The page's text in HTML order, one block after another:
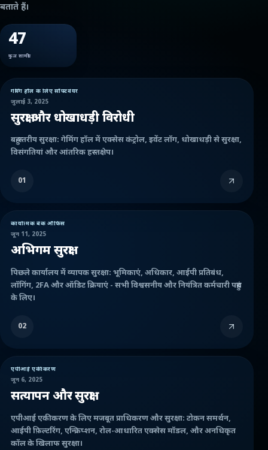
बताते हैं।
47
कुल सामग्री
गेमिंग हॉल के लिए सॉफ्टवेयर
जुलाई 3, 2025
सुरक्षा और धोखाधड़ी विरोधी
बहु-स्तरीय सुरक्षा: गेमिंग हॉल में एक्सेस कंट्रोल, इवेंट लॉग, धोखाधड़ी से सुरक्षा,
विसंगतियां और आंतरिक हस्तक्षेप।
01
कार्यात्मक बैक ऑफिस
जून 11, 2025
अभिगम सुरक्षा
पिछले कार्यालय में व्यापक सुरक्षा: भूमिकाएं, अधिकार, आईपी प्रतिबंध,
लॉगिंग, 2FA और ऑडिट क्रियाएं - सभी विश्वसनीय और नियंत्रित कर्मचारी पहुंच
के लिए।
02
एपीआई एकीकरण
जून 6, 2025
सत्यापन और सुरक्षा
एपीआई एकीकरण के लिए मजबूत प्राधिकरण और सुरक्षा: टोकन समर्थन,
आईपी फ़िल्टरिंग, एन्क्रिप्शन, रोल-आधारित एक्सेस मॉडल, और अनधिकृत
कॉल के खिलाफ सुरक्षा।